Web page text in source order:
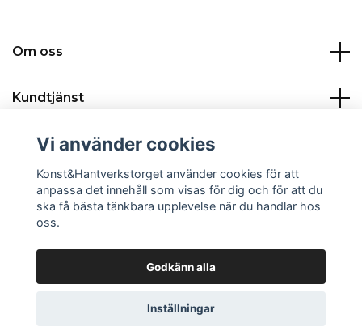
Om oss
Kundtjänst
Kontakt:
Sociala medier
© 2026 Konst&HantverkstorgetPowered by Quickbutik
Vi använder cookies
Konst&Hantverkstorget använder cookies för att
anpassa det innehåll som visas för dig och för att du
ska få bästa tänkbara upplevelse när du handlar hos
oss.
Godkänn alla
Inställningar